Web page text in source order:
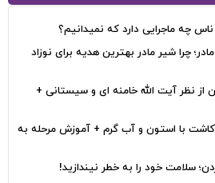
ماجرایی دارد که نمیدانیم؟
چرا شیر مادر بهترین هدیه برای نوزاد
نظر آیت الله خامنه ای و سیستانی +
با استون و آب گرم + آموزش مرحله به
سلامت خود را به خطر نیندازید!